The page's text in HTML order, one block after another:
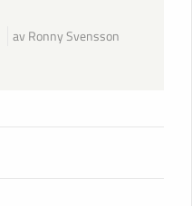
av Ronny Svensson